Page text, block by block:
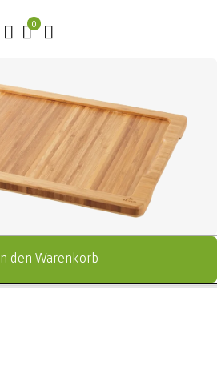
In den Warenkorb